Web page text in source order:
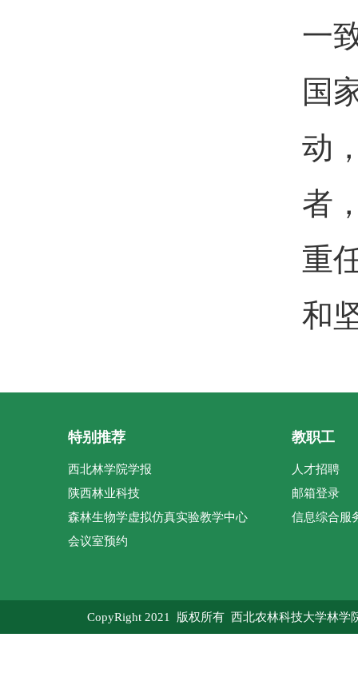
一
国
动
者
重
和
特别推荐
西北林学院学报
陕西林业科技
森林生物学虚拟仿真实验教学中心
会议室预约
教职工
人才招聘
邮箱登录
信息综合服
CopyRight 2021 版权所有 西北农林科技大学林